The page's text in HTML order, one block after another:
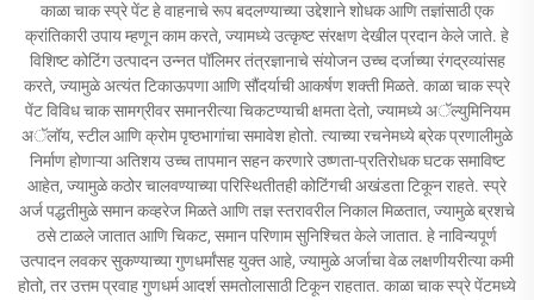
काळा चाक स्प्रे पेंट हे वाहनाचे रूप बदलण्याच्या उद्देशाने शोधक आणि तज्ञांसाठी एक
क्रांतिकारी उपाय म्हणून काम करते, ज्यामध्ये उत्कृष्ट संरक्षण देखील प्रदान केले जाते. हे
विशिष्ट कोटिंग उत्पादन उन्नत पॉलिमर तंत्रज्ञानाचे संयोजन उच्च दर्जाच्या रंगद्रव्यांसह
करते, ज्यामुळे अत्यंत टिकाऊपणा आणि सौंदर्याची आकर्षण शक्ती मिळते. काळा चाक स्प्रे
पेंट विविध चाक सामग्रीवर समानरीत्या चिकटण्याची क्षमता देतो, ज्यामध्ये अॅल्युमिनियम
अॅलॉय, स्टील आणि क्रोम पृष्ठभागांचा समावेश होतो. त्याच्या रचनेमध्ये ब्रेक प्रणालीमुळे
निर्माण होणाऱ्या अतिशय उच्च तापमान सहन करणारे उष्णता-प्रतिरोधक घटक समाविष्ट
आहेत, ज्यामुळे कठोर चालवण्याच्या परिस्थितीतही कोटिंगची अखंडता टिकून राहते. स्प्रे
अर्ज पद्धतीमुळे समान कव्हरेज मिळते आणि तज्ञ स्तरावरील निकाल मिळतात, ज्यामुळे ब्रशचे
ठसे टाळले जातात आणि चिकट, समान परिणाम सुनिश्चित केले जातात. हे नाविन्यपूर्ण
उत्पादन लवकर सुकण्याच्या गुणधर्मांसह युक्त आहे, ज्यामुळे अर्जाचा वेळ लक्षणीयरीत्या कमी
होतो, तर उत्तम प्रवाह गुणधर्म आदर्श समतोलासाठी टिकून राहतात. काळा चाक स्प्रे पेंटमध्ये